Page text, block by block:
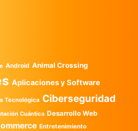
Android Animal Crossing
Aplicaciones y Software
Tecnológica Ciberseguridad
Cuántica Desarrollo Web
Entretenimiento